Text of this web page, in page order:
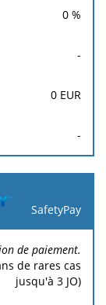
0 %
-
0 EUR
-
SafetyPay
de paiement.
de rares cas
jusqu'à 3 JO)